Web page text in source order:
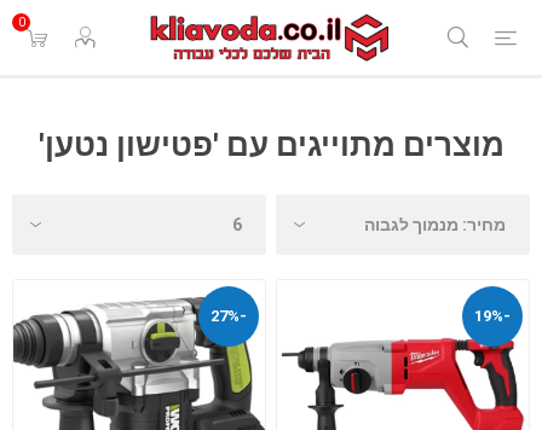
0
מוצרים מתוייגים עם 'פטישון נטען'
-19%
-27%